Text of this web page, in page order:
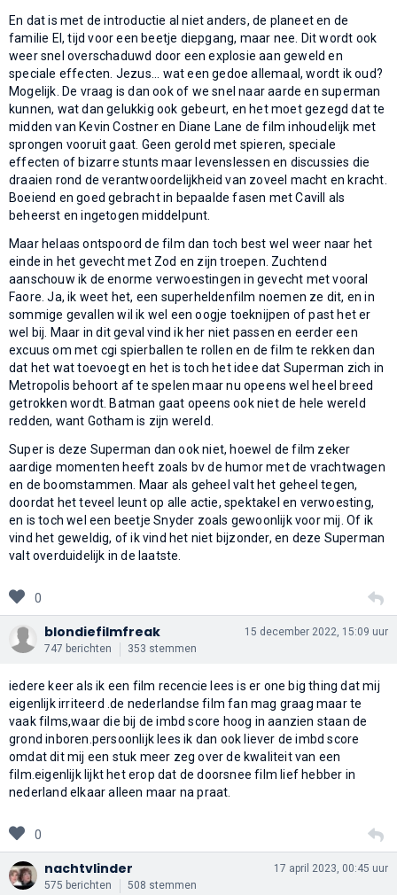
En dat is met de introductie al niet anders, de planeet en de
familie El, tijd voor een beetje diepgang, maar nee. Dit wordt ook
weer snel overschaduwd door een explosie aan geweld en
speciale effecten. Jezus... wat een gedoe allemaal, wordt ik oud?
Mogelijk. De vraag is dan ook of we snel naar aarde en superman
kunnen, wat dan gelukkig ook gebeurt, en het moet gezegd dat te
midden van Kevin Costner en Diane Lane de film inhoudelijk met
sprongen vooruit gaat. Geen gerold met spieren, speciale
effecten of bizarre stunts maar levenslessen en discussies die
draaien rond de verantwoordelijkheid van zoveel macht en kracht.
Boeiend en goed gebracht in bepaalde fasen met Cavill als
beheerst en ingetogen middelpunt.
Maar helaas ontspoord de film dan toch best wel weer naar het
einde in het gevecht met Zod en zijn troepen. Zuchtend
aanschouw ik de enorme verwoestingen in gevecht met vooral
Faore. Ja, ik weet het, een superheldenfilm noemen ze dit, en in
sommige gevallen wil ik wel een oogje toeknijpen of past het er
wel bij. Maar in dit geval vind ik her niet passen en eerder een
excuus om met cgi spierballen te rollen en de film te rekken dan
dat het wat toevoegt en het is toch het idee dat Superman zich in
Metropolis behoort af te spelen maar nu opeens wel heel breed
getrokken wordt. Batman gaat opeens ook niet de hele wereld
redden, want Gotham is zijn wereld.
Super is deze Superman dan ook niet, hoewel de film zeker
aardige momenten heeft zoals bv de humor met de vrachtwagen
en de boomstammen. Maar als geheel valt het geheel tegen,
doordat het teveel leunt op alle actie, spektakel en verwoesting,
en is toch wel een beetje Snyder zoals gewoonlijk voor mij. Of ik
vind het geweldig, of ik vind het niet bijzonder, en deze Superman
valt overduidelijk in de laatste.
0
blondiefilmfreak
747 berichten 353 stemmen
15 december 2022, 15:09 uur
iedere keer als ik een film recencie lees is er one big thing dat mij
eigenlijk irriteerd .de nederlandse film fan mag graag maar te
vaak films,waar die bij de imbd score hoog in aanzien staan de
grond inboren.persoonlijk lees ik dan ook liever de imbd score
omdat dit mij een stuk meer zeg over de kwaliteit van een
film.eigenlijk lijkt het erop dat de doorsnee film lief hebber in
nederland elkaar alleen maar na praat.
0
nachtvlinder
575 berichten 508 stemmen
17 april 2023, 00:45 uur